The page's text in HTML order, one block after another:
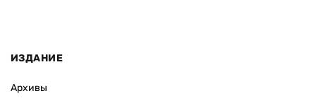
ИЗДАНИЕ
Архивы